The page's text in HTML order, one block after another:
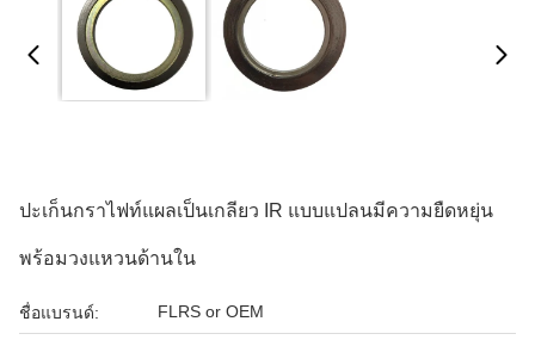
ปะเก็นกราไฟท์แผลเป็นเกลียว IR แบบแปลนมีความยืดหยุ่น
พร้อมวงแหวนด้านใน
ชื่อแบรนด์: FLRS or OEM